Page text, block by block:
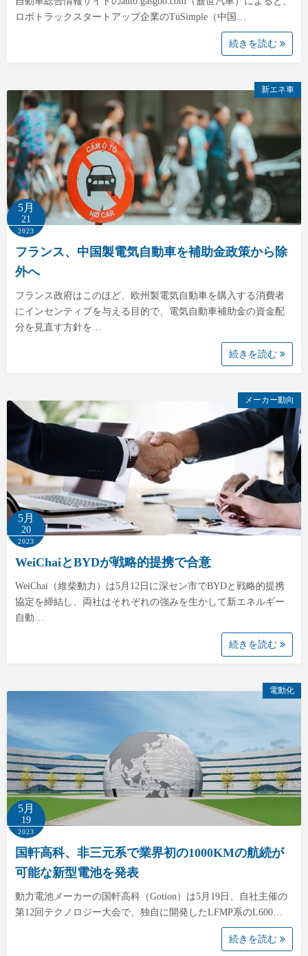
ロボトラックスタートアップ企業のTuSimple（中国…
続きを読む
新エネ車
5月
21
2023
フランス、中国製電気自動車を補助金政策から除
外へ
フランス政府はこのほど、欧州製電気自動車を購入する消費者
にインセンティブを与える目的で、電気自動車補助金の資金配
分を見直す方針を…
続きを読む
メーカー動向
5月
20
2023
WeiChaiとBYDが戦略的提携で合意
WeiChai（維柴動力）は5月12日に深セン市でBYDと戦略的提携
協定を締結し、両社はそれぞれの強みを生かして新エネルギー
自動…
続きを読む
電動化
5月
19
2023
国軒高科、非三元系で業界初の1000KMの航続が
可能な新型電池を発表
動力電池メーカーの国軒高科（Gotion）は5月19日、自社主催の
第12回テクノロジー大会で、独自に開発したLFMP系のL600…
続きを読む